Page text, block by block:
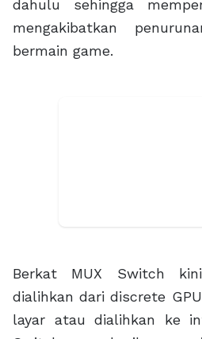
sebesar 9% di berbagai
lainnya. Tidak hanya
memberikan opsi kepada
(2022) sudah mendukung
penyimpanan data
menawarkan kecepatan